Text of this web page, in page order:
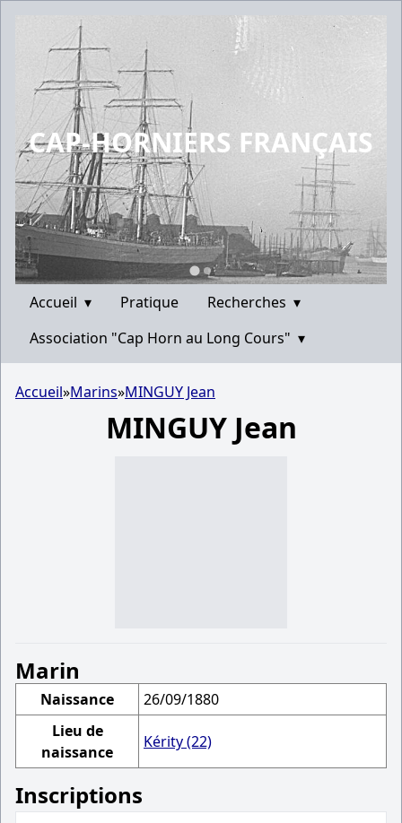
CAP-HORNIERS FRANÇAIS
Accueil ▾ Pratique Recherches ▾
Association "Cap Horn au Long Cours" ▾
Accueil»Marins»MINGUY Jean
MINGUY Jean
Marin
Naissance
26/09/1880
Lieu de
naissance
Kérity (22)
Inscriptions